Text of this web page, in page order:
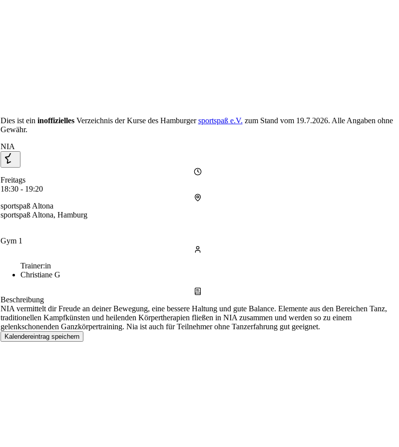
Dies ist ein inoffiziellesVerzeichnis der Kurse des Hamburgersportspaß e.V. zum Stand vom 19.7.2026. Alle Angaben ohne
Gewähr.
NIA
Freitags
18:30 - 19:20
sportspaß Altona
sportspaß Altona, Hamburg
Gym 1
Trainer:in
Christiane G
Beschreibung
NIA vermittelt dir Freude an deiner Bewegung, eine bessere Haltung und gute Balance. Elemente aus den Bereichen Tanz,
traditionellen Kampfkünsten und heilenden Körpertherapien fließen in NIA zusammen und werden so zu einem
gelenkschonenden Ganzkörpertraining. Nia ist auch für Teilnehmer ohne Tanzerfahrung gut geeignet.
Kalendereintrag speichern